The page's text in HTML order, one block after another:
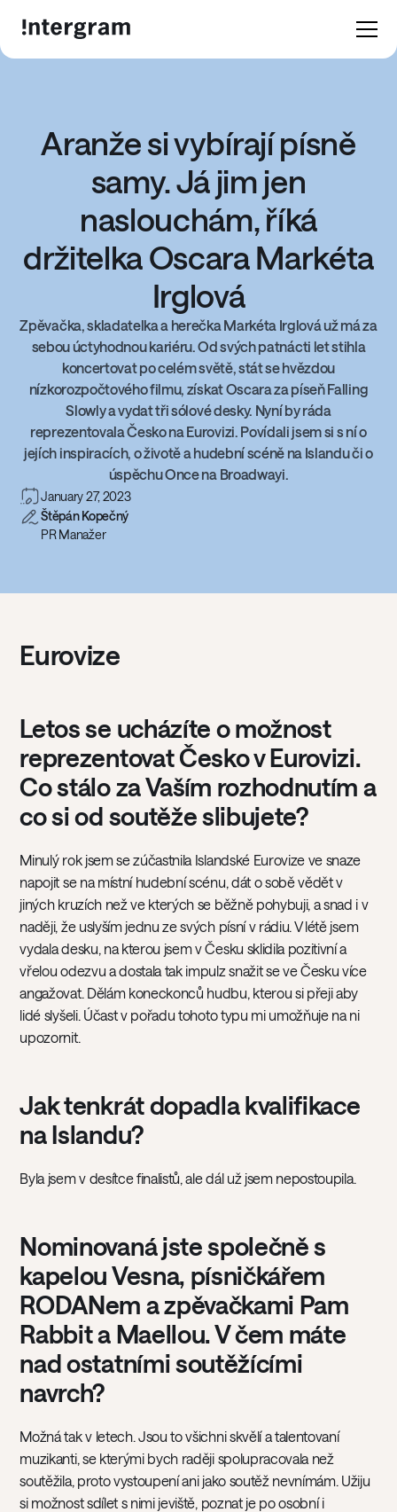
Aranže si vybírají písně
samy. Já jim jen
naslouchám, říká
držitelka Oscara Markéta
Irglová
Zpěvačka, skladatelka a herečka Markéta Irglová už má za
sebou úctyhodnou kariéru. Od svých patnácti let stihla
koncertovat po celém světě, stát se hvězdou
nízkorozpočtového filmu, získat Oscara za píseň Falling
Slowly a vydat tři sólové desky. Nyní by ráda
reprezentovala Česko na Eurovizi. Povídali jsem si s ní o
jejích inspiracích, o životě a hudební scéně na Islandu či o
úspěchu Once na Broadwayi.
January 27, 2023
Štěpán Kopečný
PR Manažer
Eurovize
Letos se ucházíte o možnost
reprezentovat Česko v Eurovizi.
Co stálo za Vaším rozhodnutím a
co si od soutěže slibujete?
Minulý rok jsem se zúčastnila Islandské Eurovize ve snaze
napojit se na místní hudební scénu, dát o sobě vědět v
jiných kruzích než ve kterých se běžně pohybuji, a snad i v
naději, že uslyším jednu ze svých písní v rádiu. V létě jsem
vydala desku, na kterou jsem v Česku sklidila pozitivní a
vřelou odezvu a dostala tak impulz snažit se ve Česku více
angažovat. Dělám koneckonců hudbu, kterou si přeji aby
lidé slyšeli. Účast v pořadu tohoto typu mi umožňuje na ni
upozornit.
Jak tenkrát dopadla kvalifikace
na Islandu?
Byla jsem v desítce finalistů, ale dál už jsem nepostoupila.
Nominovaná jste společně s
kapelou Vesna, písničkářem
RODANem a zpěvačkami Pam
Rabbit a Maellou. V čem máte
nad ostatními soutěžícími
navrch?
Možná tak v letech. Jsou to všichni skvělí a talentovaní
muzikanti, se kterými bych raději spolupracovala než
soutěžila, proto vystoupení ani jako soutěž nevnímám. Užiju
si možnost sdílet s nimi jeviště, poznat je po osobní i